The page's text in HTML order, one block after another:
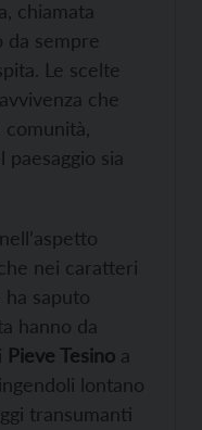
chiamata
da sempre
Le scelte
che
sia
nei caratteri
saputo
hanno da
Pieve Tesino a
lontano
transumanti